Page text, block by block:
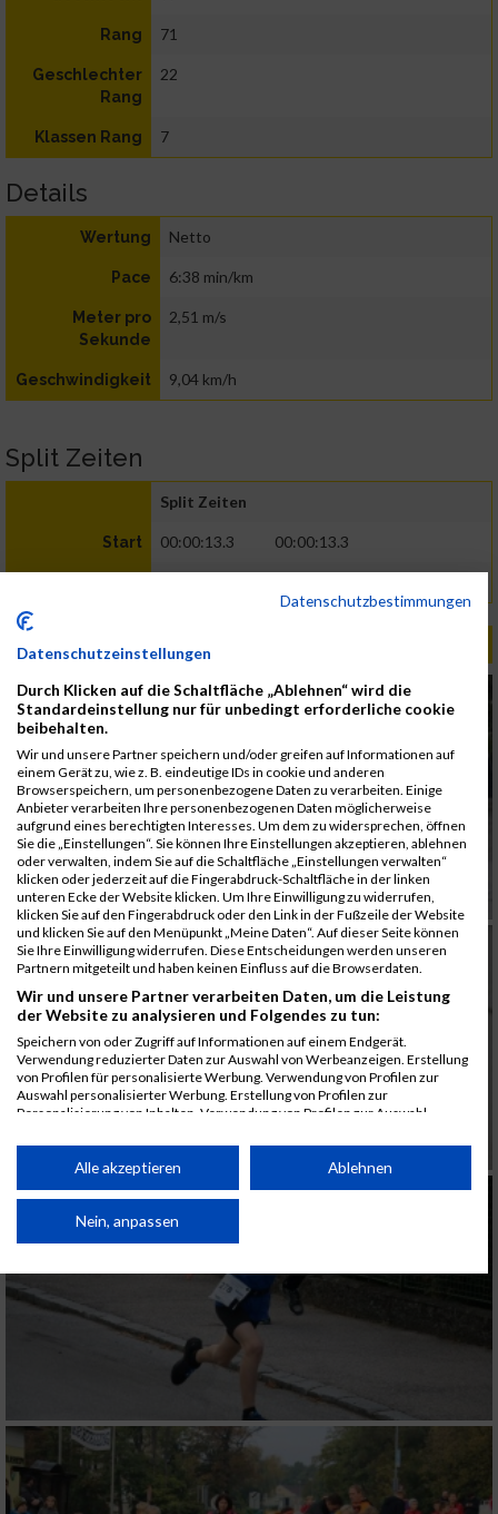
Rang 71
Geschlechter
Rang
22
Klassen Rang 7
Details
Wertung Netto
Pace 6:38 min/km
Meter pro
Sekunde
2,51 m/s
Geschwindigkeit 9,04 km/h
Split Zeiten
Split Zeiten
Start 00:00:13.3 00:00:13.3
ALBUM ENZERSDORFER HERBSTLAUF / 16.10.2016
Datenschutzbestimmungen
Datenschutzeinstellungen
Durch Klicken auf die Schaltfläche „Ablehnen“ wird die
Standardeinstellung nur für unbedingt erforderliche cookie
beibehalten.
Wir und unsere Partner speichern und/oder greifen auf Informationen auf
einem Gerät zu, wie z. B. eindeutige IDs in cookie und anderen
Browserspeichern, um personenbezogene Daten zu verarbeiten. Einige
Anbieter verarbeiten Ihre personenbezogenen Daten möglicherweise
aufgrund eines berechtigten Interesses. Um dem zu widersprechen, öffnen
Sie die „Einstellungen“. Sie können Ihre Einstellungen akzeptieren, ablehnen
oder verwalten, indem Sie auf die Schaltfläche „Einstellungen verwalten“
klicken oder jederzeit auf die Fingerabdruck-Schaltfläche in der linken
unteren Ecke der Website klicken. Um Ihre Einwilligung zu widerrufen,
klicken Sie auf den Fingerabdruck oder den Link in der Fußzeile der Website
und klicken Sie auf den Menüpunkt „Meine Daten“. Auf dieser Seite können
Sie Ihre Einwilligung widerrufen. Diese Entscheidungen werden unseren
Partnern mitgeteilt und haben keinen Einfluss auf die Browserdaten.
Wir und unsere Partner verarbeiten Daten, um die Leistung
der Website zu analysieren und Folgendes zu tun:
Speichern von oder Zugriff auf Informationen auf einem Endgerät.
Verwendung reduzierter Daten zur Auswahl von Werbeanzeigen. Erstellung
von Profilen für personalisierte Werbung. Verwendung von Profilen zur
Auswahl personalisierter Werbung. Erstellung von Profilen zur
Personalisierung von Inhalten. Verwendung von Profilen zur Auswahl
Performance von Inhalten. Analyse von Zielgruppen durch Statistiken oder
Kombinationen von Daten aus verschiedenen Quellen. Entwicklung und
von Inhalten.
Daten können außerhalb der Europäischen Union weitergegeben und in die
Partnerliste anzeigen (1 IAB-Anbieter)
Wir nutzen Ihre Daten für folgende Zwecke:
IAB-Verarbeitungszwecke:
Speichern von oder Zugriff auf Informationen
auf einem Endgerät
Verwendung reduzierter Daten zur Auswahl
von Werbeanzeigen
Alle akzeptieren Ablehnen
Nein, anpassen